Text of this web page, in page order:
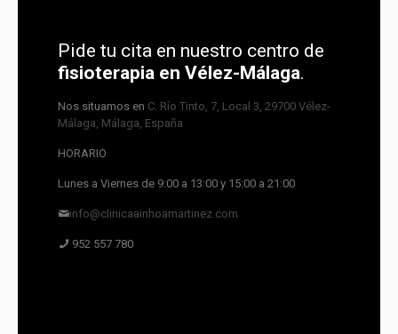
Pide tu cita en nuestro centro de
fisioterapia en Vélez-Málaga.
Nos situamos en C. Río Tinto, 7, Local 3, 29700 Vélez-
Málaga, Málaga, España
HORARIO
Lunes a Viernes de 9:00 a 13:00 y 15:00 a 21:00
info@clinicaainhoamartinez.com
952 557 780